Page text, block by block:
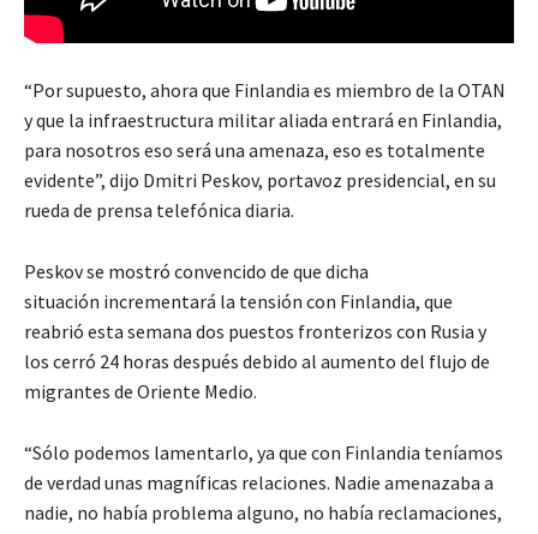
“Por supuesto, ahora que Finlandia es miembro de la OTAN
y que la infraestructura militar aliada entrará en Finlandia,
para nosotros eso será una amenaza, eso es totalmente
evidente”, dijo Dmitri Peskov, portavoz presidencial, en su
rueda de prensa telefónica diaria.
Peskov se mostró convencido de que dicha
situación incrementará la tensión con Finlandia, que
reabrió esta semana dos puestos fronterizos con Rusia y
los cerró 24 horas después debido al aumento del flujo de
migrantes de Oriente Medio.
“Sólo podemos lamentarlo, ya que con Finlandia teníamos
de verdad unas magníficas relaciones. Nadie amenazaba a
nadie, no había problema alguno, no había reclamaciones,